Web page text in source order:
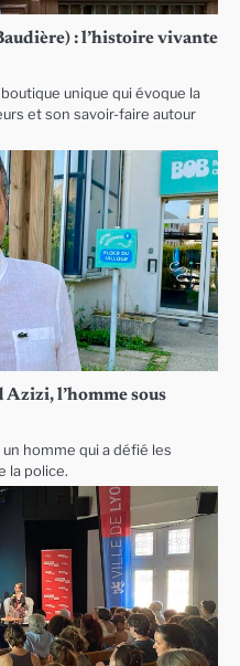
: l’histoire vivante
unique qui évoque la
et son savoir-faire autour
l’homme sous
un homme qui a défié les
la police.